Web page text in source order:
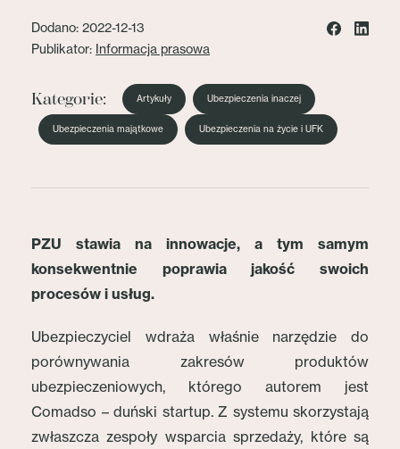
Dodano: 2022-12-13
Publikator: Informacja prasowa
Kategorie: Artykuły Ubezpieczenia inaczej
Ubezpieczenia majątkowe Ubezpieczenia na życie i UFK
PZU stawia na innowacje, a tym samym
konsekwentnie poprawia jakość swoich
procesów i usług.
Ubezpieczyciel wdraża właśnie narzędzie do
porównywania zakresów produktów
ubezpieczeniowych, którego autorem jest
Comadso – duński startup. Z systemu skorzystają
zwłaszcza zespoły wsparcia sprzedaży, które są